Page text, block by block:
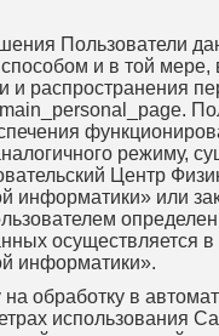
Пользователи
и в той
и распространения
режиму,
Центр
информатики» или
осуществляется
информатики».
обработку в
использования